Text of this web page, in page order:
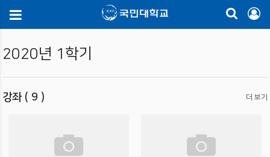
2020년 1학기
강좌 ( 9 ) 더 보기